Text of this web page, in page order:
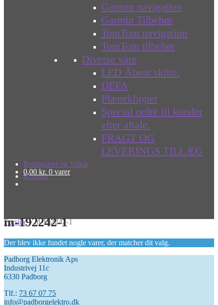
Garmin navigation
Garmin Tilbehør
TomTom navigation
TomTom tilbehør
Diverse vare
LED Åbent skilte.
DEFA
Plæneklipper
Special ordre til kunder
efter aftale.
FRAGT OG
LEVERINGS TILLÆG
Betingelser og Vilkår
Kontakt
0,00 kr. 0 varer
Forside»m-192242-1
m-192242-1
Der blev ikke fundet nogle varer, der matcher dit valg.
Padborg Elektronik Aps
Industrivej 11c
6330 Padborg
Tlf.: 73 67 07 75
info@padborgelektro.dk